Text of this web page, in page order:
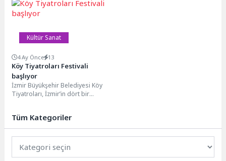
geleneksel sanat ile buluşarak
hem üretmenin keyfini...
Kültür Sanat
4 Ay Önce 13
Köy Tiyatroları Festivali
başlıyor
İzmir Büyükşehir Belediyesi Köy
Tiyatroları, İzmir’in dört bir
Tüm Kategoriler